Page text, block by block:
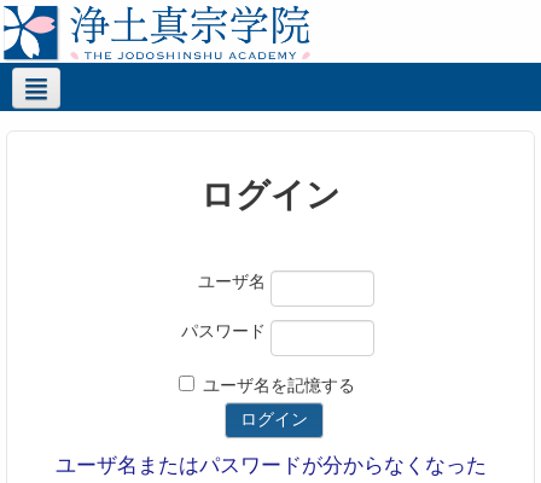
ログイン
ユーザ名
パスワード
ユーザ名を記憶する
ユーザ名またはパスワードが分からなくなった